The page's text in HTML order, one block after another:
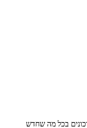
בכל מה שחדש